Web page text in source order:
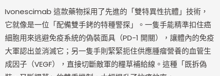
Ivonescimab 這款藥物採用了先進的「雙特異性抗體」技術，
它就像是一位「配備雙手銬的特種警探」。一隻手能精準扣住癌
細胞用來逃避免疫系統的偽裝面具（PD-1 開關），讓體內的免疫
大軍認出並消滅它；另一隻手則緊緊扼住供應腫瘤營養的血管生
成因子（VEGF），直接切斷敵軍的糧草補給線。這種「既拆偽